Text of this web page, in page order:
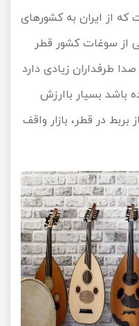
که از ایران به کشورهای
از سوغات کشور قطر
طرفداران زیادی دارد
باشد بسیار باارزش
در قطر، بازار واقف